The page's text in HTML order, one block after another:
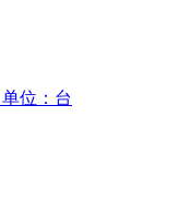
位：台